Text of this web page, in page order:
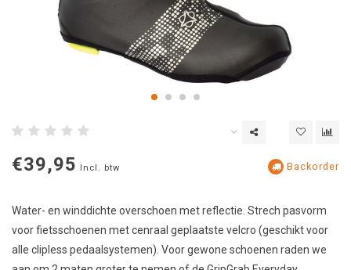
€39,95 Incl. btw Backorder
Water- en winddichte overschoen met reflectie. Strech pasvorm
voor fietsschoenen met cenraal geplaatste velcro (geschikt voor
alle clipless pedaalsystemen). Voor gewone schoenen raden we